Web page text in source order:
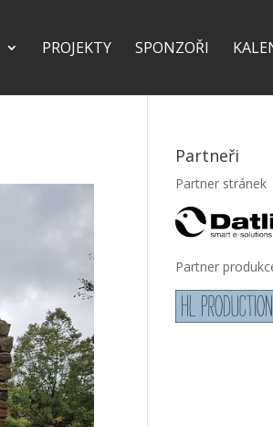
PROJEKTY SPONZOŘI
Partneři
Partner stránek
Partner